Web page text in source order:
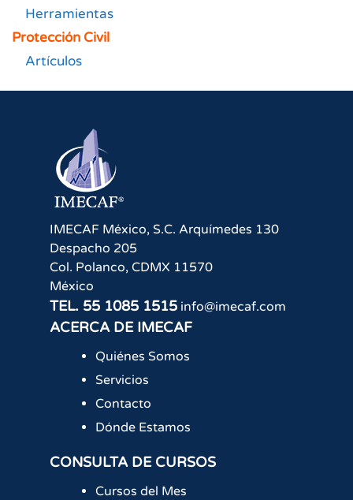
Herramientas
Protección Civil
Artículos
IMECAF México, S.C. Arquímedes 130
Despacho 205
Col. Polanco, CDMX 11570
México
TEL. 55 1085 1515 info@imecaf.com
ACERCA DE IMECAF
Quiénes Somos
Servicios
Contacto
Dónde Estamos
CONSULTA DE CURSOS
Cursos del Mes